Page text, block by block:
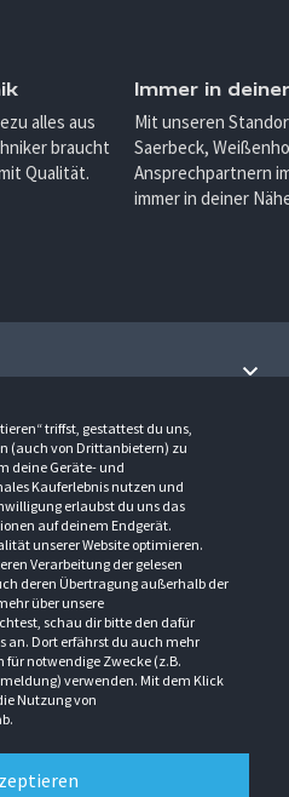
triffst, gestattest du uns,
(auch von Drittanbietern) zu
deine Geräte- und
Kauferlebnis nutzen und
erlaubst du uns das
auf deinem Endgerät.
unserer Website optimieren.
Verarbeitung der gelesen
deren Übertragung außerhalb der
über unsere
schau dir bitte den dafür
an. Dort erfährst du auch mehr
für notwendige Zwecke (z.B.
verwenden. Mit dem Klick
Nutzung von
alles aus
braucht
Qualität.
Immer in
Mit unseren
Saerbeck,
Ansprechpartnern
immer in deiner
54-0
Impressum